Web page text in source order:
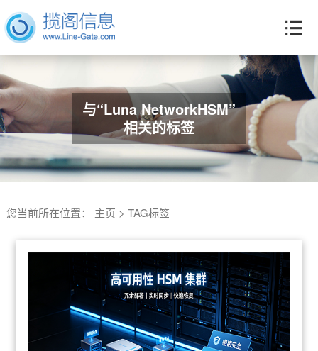
与“Luna NetworkHSM”
相关的标签
您当前所在位置： 主页 > TAG标签